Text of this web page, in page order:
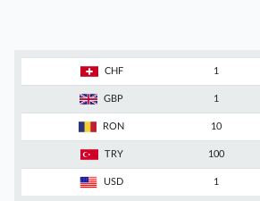
CHF 1
GBP 1
RON 10
TRY 100
USD 1